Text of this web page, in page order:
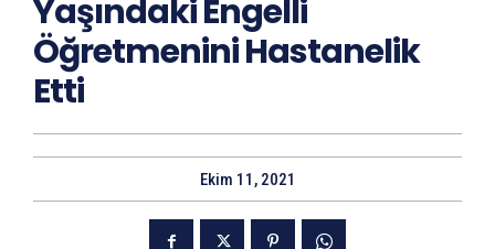
Yaşındaki Engelli
Öğretmenini Hastanelik
Etti
Ekim 11, 2021